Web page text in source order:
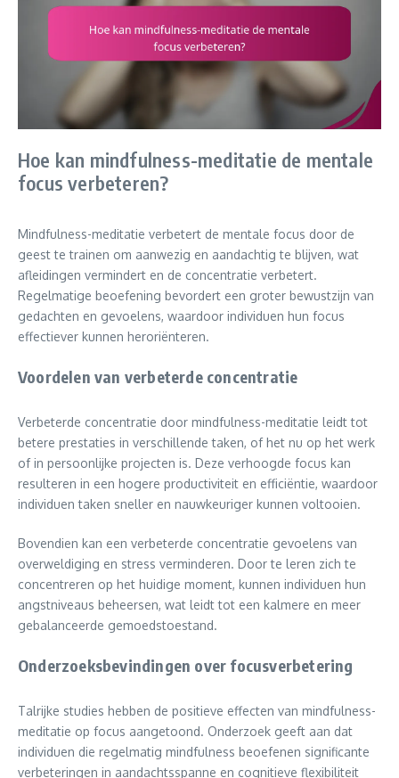
Hoe kan mindfulness-meditatie de mentale
focus verbeteren?
Mindfulness-meditatie verbetert de mentale focus door de
geest te trainen om aanwezig en aandachtig te blijven, wat
afleidingen vermindert en de concentratie verbetert.
Regelmatige beoefening bevordert een groter bewustzijn van
gedachten en gevoelens, waardoor individuen hun focus
effectiever kunnen heroriënteren.
Voordelen van verbeterde concentratie
Verbeterde concentratie door mindfulness-meditatie leidt tot
betere prestaties in verschillende taken, of het nu op het werk
of in persoonlijke projecten is. Deze verhoogde focus kan
resulteren in een hogere productiviteit en efficiëntie, waardoor
individuen taken sneller en nauwkeuriger kunnen voltooien.
Bovendien kan een verbeterde concentratie gevoelens van
overweldiging en stress verminderen. Door te leren zich te
concentreren op het huidige moment, kunnen individuen hun
angstniveaus beheersen, wat leidt tot een kalmere en meer
gebalanceerde gemoedstoestand.
Onderzoeksbevindingen over focusverbetering
Talrijke studies hebben de positieve effecten van mindfulness-
meditatie op focus aangetoond. Onderzoek geeft aan dat
individuen die regelmatig mindfulness beoefenen significante
verbeteringen in aandachtsspanne en cognitieve flexibiliteit